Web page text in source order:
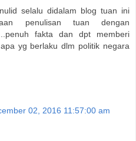
selalu didalam blog tuan ini
penulisan tuan dengan
fakta dan dpt memberi
yg berlaku dlm politik negara
02, 2016 11:57:00 am